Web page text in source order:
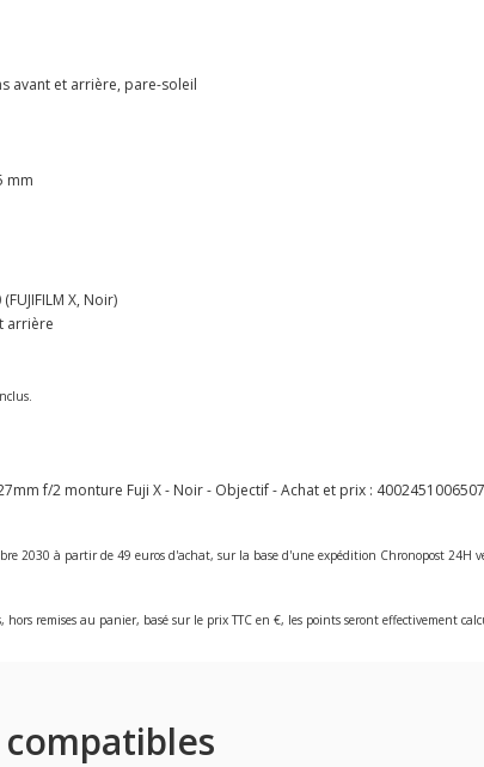
avant et arrière, pare-soleil
mm
X, Noir)
arrière
f/2 monture Fuji X - Noir - Objectif - Achat et prix : 4002451006507
2030 à partir de 49 euros d'achat, sur la base d'une expédition Chronopost
hors remises au panier, basé sur le prix TTC en €, les points seront effectivement